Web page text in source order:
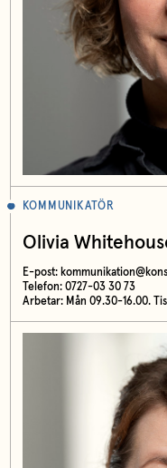
KOMMUNIKATÖR
Olivia
E-post:
Telefon: 0727-03 30 73
Arbetar: Mån 09.30-16.00.